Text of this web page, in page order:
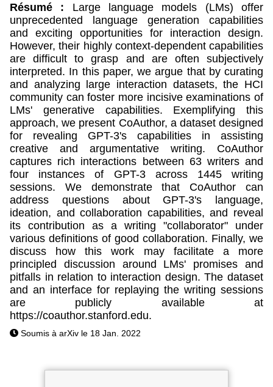
Résumé :
Large language models (LMs) offer
unprecedented language generation capabilities
and exciting opportunities for interaction design.
However, their highly context-dependent capabilities
are difficult to grasp and are often subjectively
interpreted. In this paper, we argue that by curating
and analyzing large interaction datasets, the HCI
community can foster more incisive examinations of
LMs' generative capabilities. Exemplifying this
approach, we present CoAuthor, a dataset designed
for revealing GPT-3's capabilities in assisting
creative and argumentative writing. CoAuthor
captures rich interactions between 63 writers and
four instances of GPT-3 across 1445 writing
sessions. We demonstrate that CoAuthor can
address questions about GPT-3's language,
ideation, and collaboration capabilities, and reveal
its contribution as a writing "collaborator" under
various definitions of good collaboration. Finally, we
discuss how this work may facilitate a more
principled discussion around LMs' promises and
pitfalls in relation to interaction design. The dataset
and an interface for replaying the writing sessions
are publicly available at
https://coauthor.stanford.edu.
Soumis à arXiv le 18 Jan. 2022